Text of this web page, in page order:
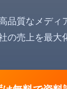
品質なメディ
の売上を最大